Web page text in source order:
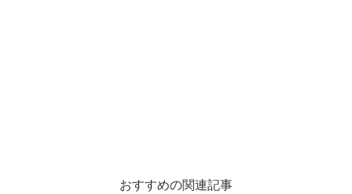
おすすめの関連記事